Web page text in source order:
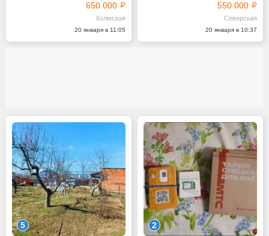
650 000
Холмская
20 января в 11:05
550 000
Северская
20 января в 10:37
5 2